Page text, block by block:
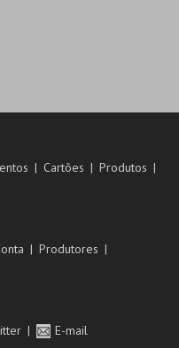
Cartões
Produtos
Produtores
E-mail